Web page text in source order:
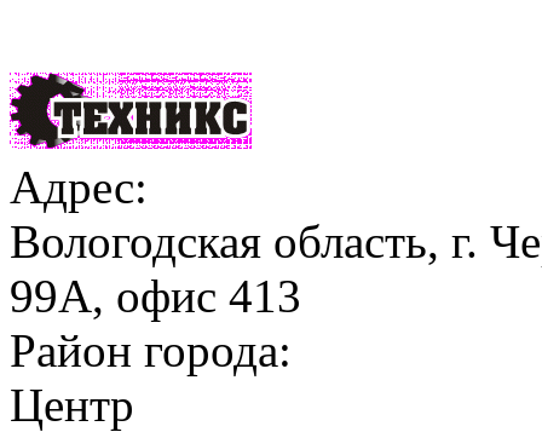
Адрес:
Вологодская область, г.
99А, офис 413
Район города:
Центр